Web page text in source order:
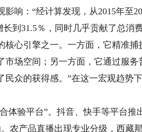
：“经计算发现，从2015年至
到31.5％，同时几乎贡献了总消
心引擎之一。一方面，它精准捕
场空间；另一方面，它通过服务
众的获得感。”在这一宏观趋势
验平台”。抖音、快手等平台推
农产品直播出现专业分级，西藏